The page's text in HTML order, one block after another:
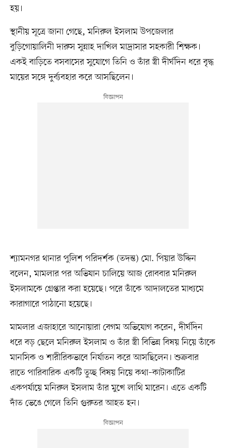
হয়।
স্থানীয় সূত্রে জানা গেছে, মনিরুল ইসলাম উপজেলার
বুড়িগোয়ালিনী দারুস সুন্নাহ দাখিল মাদ্রাসার সহকারী শিক্ষক।
একই বাড়িতে বসবাসের সুযোগে তিনি ও তাঁর স্ত্রী দীর্ঘদিন ধরে বৃদ্ধ
মায়ের সঙ্গে দুর্ব্যবহার করে আসছিলেন।
শ্যামনগর থানার পুলিশ পরিদর্শক (তদন্ত) মো. পিয়ার উদ্দিন
বলেন, মামলার পর অভিযান চালিয়ে আজ রোববার মনিরুল
ইসলামকে গ্রেপ্তার করা হয়েছে। পরে তাঁকে আদালতের মাধ্যমে
কারাগারে পাঠানো হয়েছে।
মামলার এজাহারে আনোয়ারা বেগম অভিযোগ করেন, দীর্ঘদিন
ধরে বড় ছেলে মনিরুল ইসলাম ও তাঁর স্ত্রী বিভিন্ন বিষয় নিয়ে তাঁকে
মানসিক ও শারীরিকভাবে নির্যাতন করে আসছিলেন। শুক্রবার
রাতে পারিবারিক একটি তুচ্ছ বিষয় নিয়ে কথা–কাটাকাটির
একপর্যায়ে মনিরুল ইসলাম তাঁর মুখে লাথি মারেন। এতে একটি
দাঁত ভেঙে গেলে তিনি গুরুতর আহত হন।